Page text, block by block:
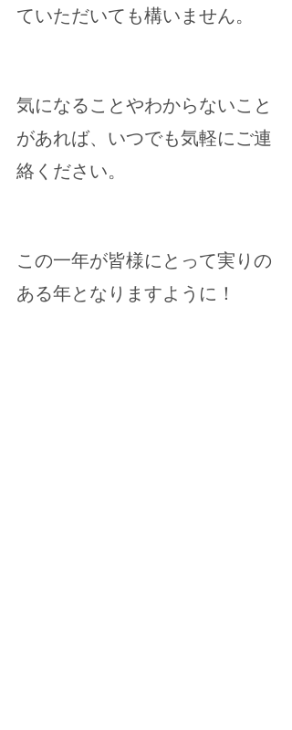
ていただいても構いません。
気になることやわからないこと
があれば、いつでも気軽にご連
絡ください。
この一年が皆様にとって実りの
ある年となりますように！